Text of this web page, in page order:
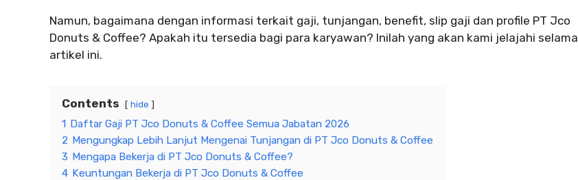
Namun, bagaimana dengan informasi terkait gaji, tunjangan, benefit, slip gaji dan profile PT Jco
Donuts & Coffee? Apakah itu tersedia bagi para karyawan? Inilah yang akan kami jelajahi selama
artikel ini.
Contents hide
1 Daftar Gaji PT Jco Donuts & Coffee Semua Jabatan 2026
2 Mengungkap Lebih Lanjut Mengenai Tunjangan di PT Jco Donuts & Coffee
3 Mengapa Bekerja di PT Jco Donuts & Coffee?
4 Keuntungan Bekerja di PT Jco Donuts & Coffee